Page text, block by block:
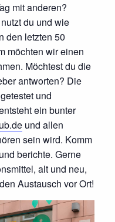
mit anderen?
du und wie
den letzten 50
möchten wir einen
Möchtest du die
antworten? Die
und
ein bunter
und allen
sein wird. Komm
berichte. Gerne
alt und neu,
Austausch vor Ort!